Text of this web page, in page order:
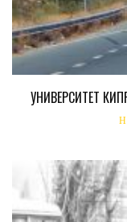
УНИВЕРСИТЕТ